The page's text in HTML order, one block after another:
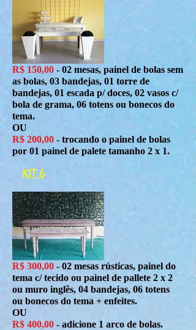
R$ 150,00 - 02 mesas, painel de bolas sem
as bolas, 03 bandejas, 01 torre de
bandejas, 01 escada p/ doces, 02 vasos c/
bola de grama, 06 totens ou bonecos do
tema.
OU
R$ 200,00 - trocando o painel de bolas
por 01 painel de palete tamanho 2 x 1.
KIT 6
R$ 300,00 - 02 mesas rústicas, painel do
tema c/ tecido ou painel de pallete 2 x 2
ou muro inglês, 04 bandejas, 06 totens
ou bonecos do tema + enfeites.
OU
R$ 400,00 - adicione 1 arco de bolas.